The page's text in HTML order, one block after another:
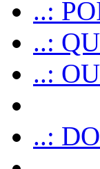
..:
..:
..:
..: